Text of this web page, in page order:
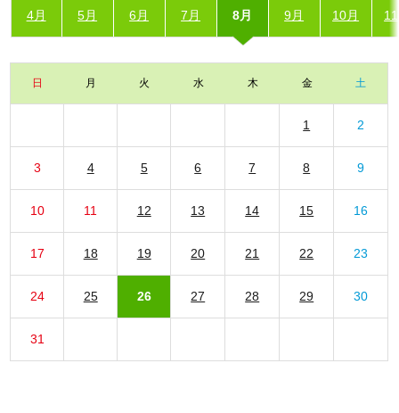
4月 5月 6月 7月 8月 9月 10月
日 月 火 水 木 金 土
1 2
3 4 5 6 7 8 9
10 11 12 13 14 15 16
17 18 19 20 21 22 23
24 25 26 27 28 29 30
31